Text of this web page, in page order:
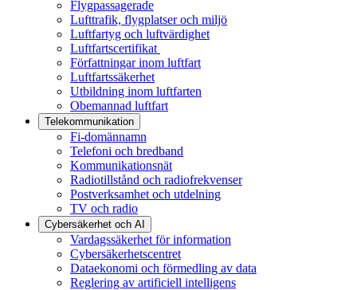
Flygpassagerade
Lufttrafik, flygplatser och miljö
Luftfartyg och luftvärdighet
Luftfartscertifikat
Författningar inom luftfart
Luftfartssäkerhet
Utbildning inom luftfarten
Obemannad luftfart
Telekommunikation
Fi-domännamn
Telefoni och bredband
Kommunikationsnät
Radiotillstånd och radiofrekvenser
Postverksamhet och utdelning
TV och radio
Cybersäkerhet och AI
Vardagssäkerhet för information
Cybersäkerhetscentret
Dataekonomi och förmedling av data
Reglering av artificiell intelligens